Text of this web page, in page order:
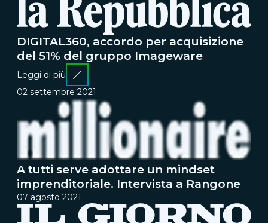
DIGITAL360, accordo per acquisizione
del 51% del gruppo Imageware
Leggi di più
02 settembre 2021
A tutti serve adottare un mindset
imprenditoriale. Intervista a Rangone
07 agosto 2021